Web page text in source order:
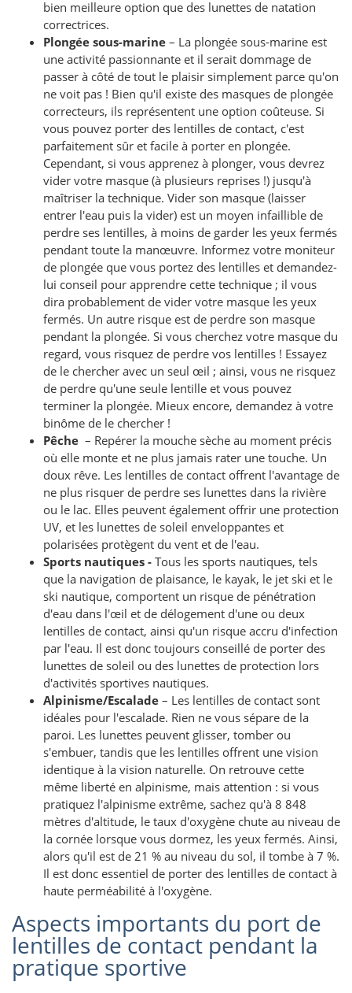
bien meilleure option que des lunettes de natation
correctrices.
Plongée sous-marine – La plongée sous-marine est
une activité passionnante et il serait dommage de
passer à côté de tout le plaisir simplement parce qu'on
ne voit pas ! Bien qu'il existe des masques de plongée
correcteurs, ils représentent une option coûteuse. Si
vous pouvez porter des lentilles de contact, c'est
parfaitement sûr et facile à porter en plongée.
Cependant, si vous apprenez à plonger, vous devrez
vider votre masque (à plusieurs reprises !) jusqu'à
maîtriser la technique. Vider son masque (laisser
entrer l'eau puis la vider) est un moyen infaillible de
perdre ses lentilles, à moins de garder les yeux fermés
pendant toute la manœuvre. Informez votre moniteur
de plongée que vous portez des lentilles et demandez-
lui conseil pour apprendre cette technique ; il vous
dira probablement de vider votre masque les yeux
fermés. Un autre risque est de perdre son masque
pendant la plongée. Si vous cherchez votre masque du
regard, vous risquez de perdre vos lentilles ! Essayez
de le chercher avec un seul œil ; ainsi, vous ne risquez
de perdre qu'une seule lentille et vous pouvez
terminer la plongée. Mieux encore, demandez à votre
binôme de le chercher !
Pêche – Repérer la mouche sèche au moment précis
où elle monte et ne plus jamais rater une touche. Un
doux rêve. Les lentilles de contact offrent l'avantage de
ne plus risquer de perdre ses lunettes dans la rivière
ou le lac. Elles peuvent également offrir une protection
UV, et les lunettes de soleil enveloppantes et
polarisées protègent du vent et de l'eau.
Sports nautiques - Tous les sports nautiques, tels
que la navigation de plaisance, le kayak, le jet ski et le
ski nautique, comportent un risque de pénétration
d'eau dans l'œil et de délogement d'une ou deux
lentilles de contact, ainsi qu'un risque accru d'infection
par l'eau. Il est donc toujours conseillé de porter des
lunettes de soleil ou des lunettes de protection lors
d'activités sportives nautiques.
Alpinisme/Escalade – Les lentilles de contact sont
idéales pour l'escalade. Rien ne vous sépare de la
paroi. Les lunettes peuvent glisser, tomber ou
s'embuer, tandis que les lentilles offrent une vision
identique à la vision naturelle. On retrouve cette
même liberté en alpinisme, mais attention : si vous
pratiquez l'alpinisme extrême, sachez qu'à 8 848
mètres d'altitude, le taux d'oxygène chute au niveau de
la cornée lorsque vous dormez, les yeux fermés. Ainsi,
alors qu'il est de 21 % au niveau du sol, il tombe à 7 %.
Il est donc essentiel de porter des lentilles de contact à
haute perméabilité à l'oxygène.
Aspects importants du port de
lentilles de contact pendant la
pratique sportive